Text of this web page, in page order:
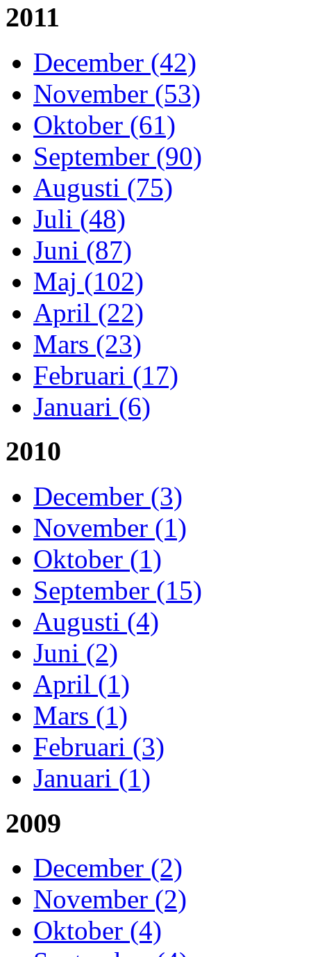
2011
December (42)
November (53)
Oktober (61)
September (90)
Augusti (75)
Juli (48)
Juni (87)
Maj (102)
April (22)
Mars (23)
Februari (17)
Januari (6)
2010
December (3)
November (1)
Oktober (1)
September (15)
Augusti (4)
Juni (2)
April (1)
Mars (1)
Februari (3)
Januari (1)
2009
December (2)
November (2)
Oktober (4)